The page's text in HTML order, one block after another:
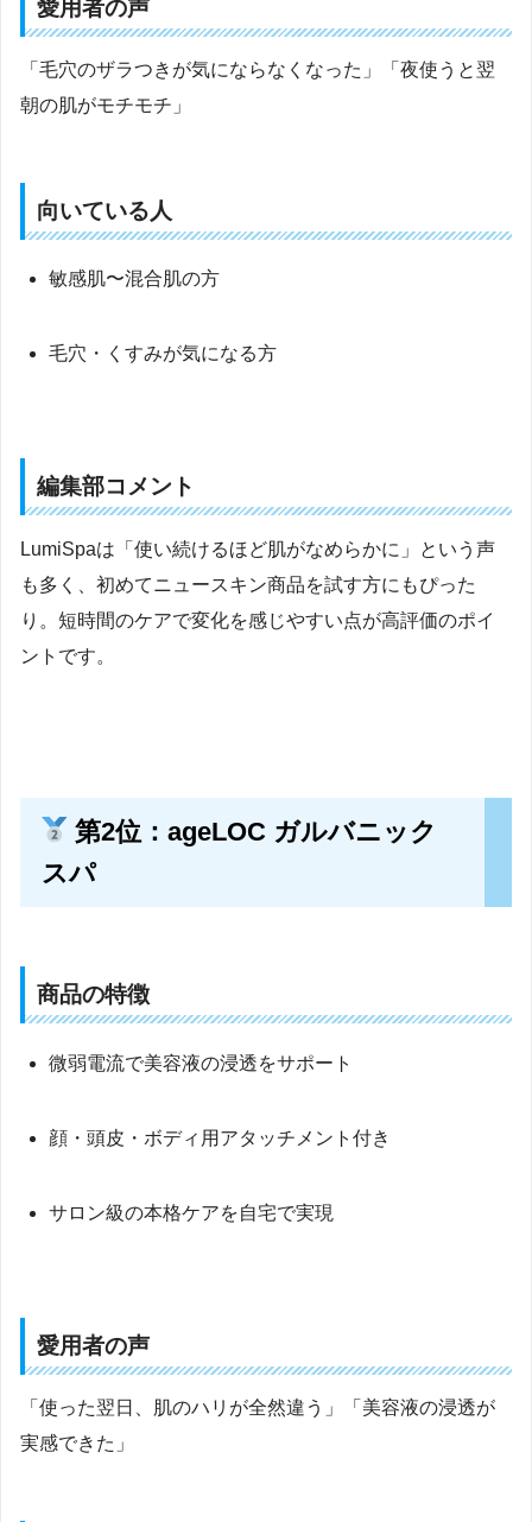
愛用者の声
「毛穴のザラつきが気にならなくなった」「夜使うと翌
朝の肌がモチモチ」
向いている人
敏感肌〜混合肌の方
毛穴・くすみが気になる方
編集部コメント
LumiSpaは「使い続けるほど肌がなめらかに」という声
も多く、初めてニュースキン商品を試す方にもぴった
り。短時間のケアで変化を感じやすい点が高評価のポイ
ントです。
第2位：ageLOC ガルバニック
スパ
商品の特徴
微弱電流で美容液の浸透をサポート
顔・頭皮・ボディ用アタッチメント付き
サロン級の本格ケアを自宅で実現
愛用者の声
「使った翌日、肌のハリが全然違う」「美容液の浸透が
実感できた」